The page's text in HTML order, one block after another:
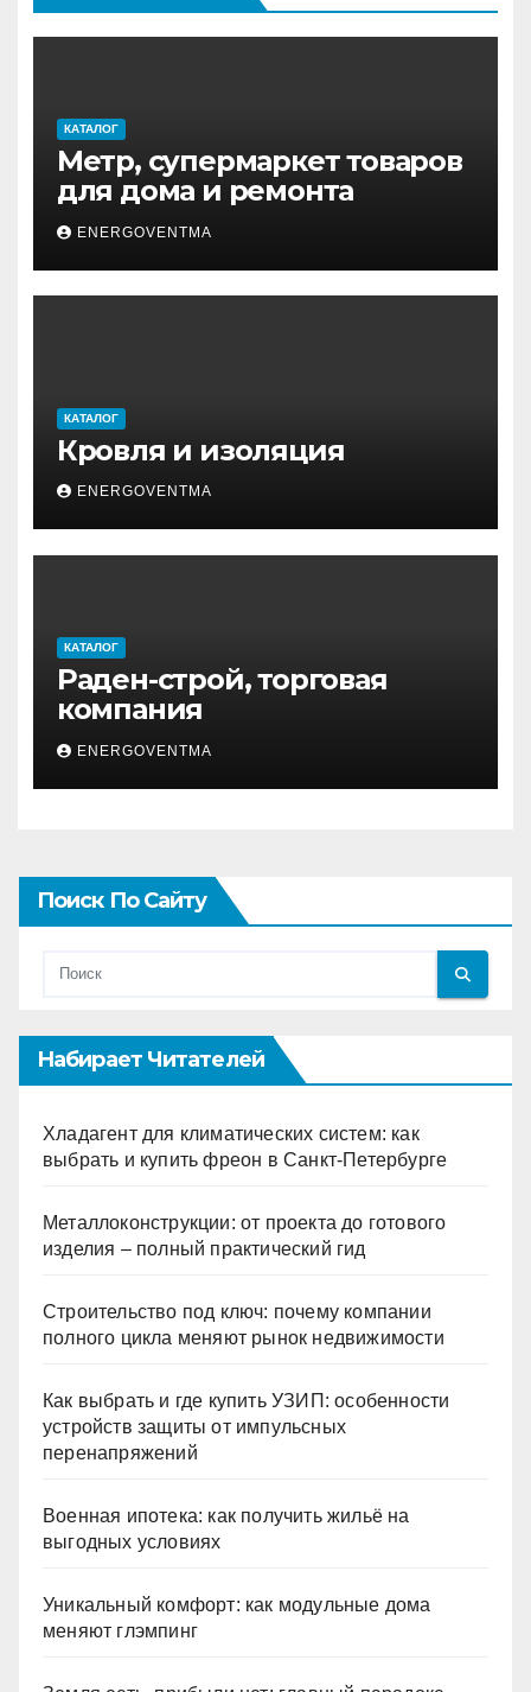
КАТАЛОГ
Метр, супермаркет товаров
для дома и ремонта
ENERGOVENTMA
КАТАЛОГ
Кровля и изоляция
ENERGOVENTMA
КАТАЛОГ
Раден-строй, торговая
компания
ENERGOVENTMA
Поиск По Сайту
Набирает Читателей
Хладагент для климатических систем: как
выбрать и купить фреон в Санкт-Петербурге
Металлоконструкции: от проекта до готового
изделия – полный практический гид
Строительство под ключ: почему компании
полного цикла меняют рынок недвижимости
Как выбрать и где купить УЗИП: особенности
устройств защиты от импульсных
перенапряжений
Военная ипотека: как получить жильё на
выгодных условиях
Уникальный комфорт: как модульные дома
меняют глэмпинг